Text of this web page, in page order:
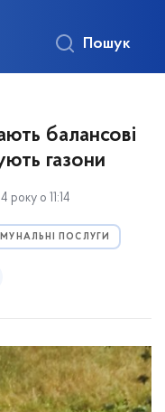
Пошук
балансові
газони
року о 11:14
ПОСЛУГИ